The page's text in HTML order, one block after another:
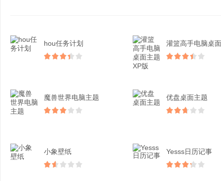
hou任务计划
魔兽世界电脑主题 优盘桌面主题
小象壁纸 Yesss日历记事